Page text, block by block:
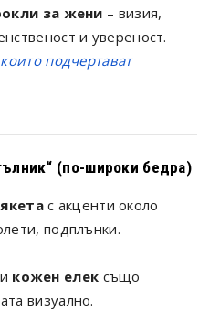
за жени – визия,
и увереност.
подчертават
(по-широки бедра)
с акценти около
подплънки.
кожен елек също
визуално.